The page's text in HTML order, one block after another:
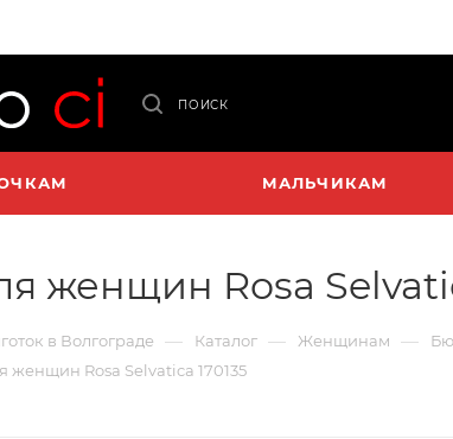
ПОИСК
МАЛЬЧИКАМ
женщин Rosa
в Волгограде — Каталог — Женщинам —
женщин Rosa Selvatica 170135